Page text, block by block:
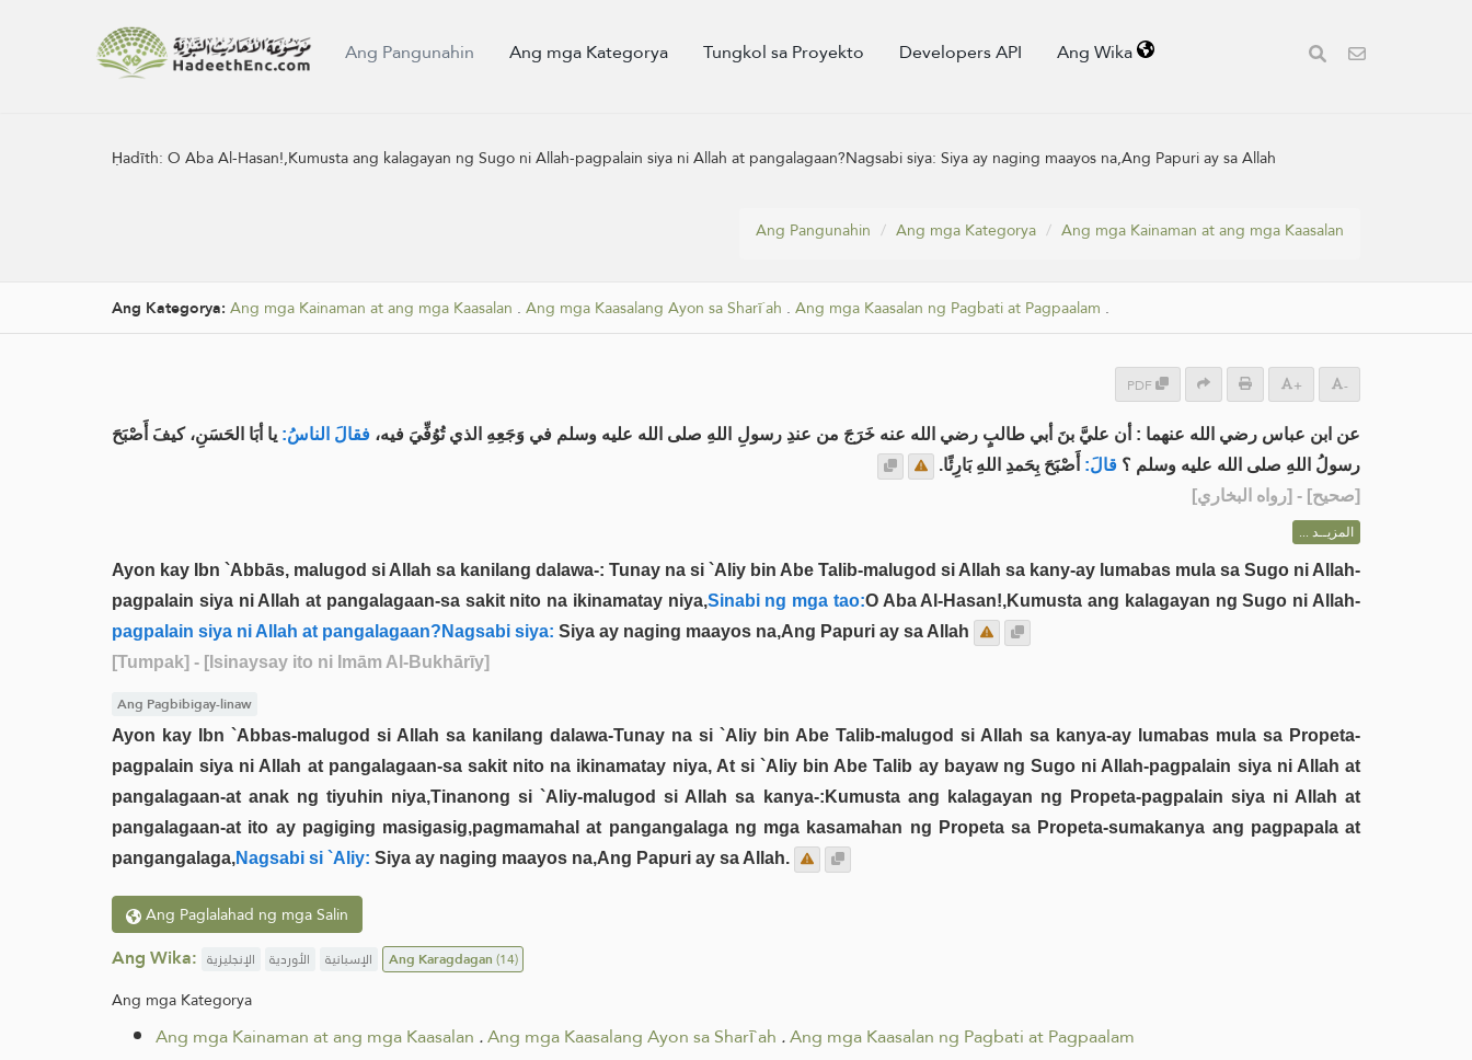
Ang Pangunahin Ang mga Kategorya Tungkol sa Proyekto Developers API Ang Wika
Ḥadīth:O Aba Al-Hasan!,Kumusta ang kalagayan ng Sugo ni Allah-pagpalain siya ni Allah at pangalagaan?Nagsabi siya: Siya ay naging maayos na,Ang Papuri ay sa Allah
Ang Pangunahin Ang mga Kategorya Ang mga Kainaman at ang mga Kaasalan
Ang Kategorya: Ang mga Kainaman at ang mga Kaasalan . Ang mga Kaasalang Ayon sa Sharī`ah . Ang mga Kaasalan ng Pagbati at Pagpaalam .
PDF + -
عن ابن عباس رضي الله عنهما : أن عليَّ بنَ أبي طالبٍ رضي الله عنه خَرَجَ من عندِ رسولِ اللهِ صلى الله عليه وسلم في وَجَعِهِ الذي تُوُفِّيَ فيه، فقالَ الناسُ: يا أبَا الحَسَنِ، كيفَ أَصْبَحَ
رسولُ اللهِ صلى الله عليه وسلم ؟ قالَ: أَصْبَحَ بِحَمدِ اللهِ بَارِئًا.
[صحيح] - [رواه البخاري]
المزيــد ...
Ayon kay Ibn `Abbās, malugod si Allah sa kanilang dalawa-: Tunay na si `Aliy bin Abe Talib-malugod si Allah sa kany-ay lumabas mula sa Sugo ni Allah-
pagpalain siya ni Allah at pangalagaan-sa sakit nito na ikinamatay niya,Sinabi ng mga tao:O Aba Al-Hasan!,Kumusta ang kalagayan ng Sugo ni Allah-
pagpalain siya ni Allah at pangalagaan?Nagsabi siya: Siya ay naging maayos na,Ang Papuri ay sa Allah
[Tumpak] - [Isinaysay ito ni Imām Al-Bukhārīy]
Ang Pagbibigay-linaw
Ayon kay Ibn `Abbas-malugod si Allah sa kanilang dalawa-Tunay na si `Aliy bin Abe Talib-malugod si Allah sa kanya-ay lumabas mula sa Propeta-
pagpalain siya ni Allah at pangalagaan-sa sakit nito na ikinamatay niya, At si `Aliy bin Abe Talib ay bayaw ng Sugo ni Allah-pagpalain siya ni Allah at
pangalagaan-at anak ng tiyuhin niya,Tinanong si `Aliy-malugod si Allah sa kanya-:Kumusta ang kalagayan ng Propeta-pagpalain siya ni Allah at
pangalagaan-at ito ay pagiging masigasig,pagmamahal at pangangalaga ng mga kasamahan ng Propeta sa Propeta-sumakanya ang pagpapala at
pangangalaga,Nagsabi si `Aliy: Siya ay naging maayos na,Ang Papuri ay sa Allah.
Ang Paglalahad ng mga Salin
Ang Wika: الإنجليزية الأوردية الإسبانية Ang Karagdagan(14)
Ang mga Kategorya
Ang mga Kainaman at ang mga Kaasalan .Ang mga Kaasalang Ayon sa Sharī`ah .Ang mga Kaasalan ng Pagbati at Pagpaalam